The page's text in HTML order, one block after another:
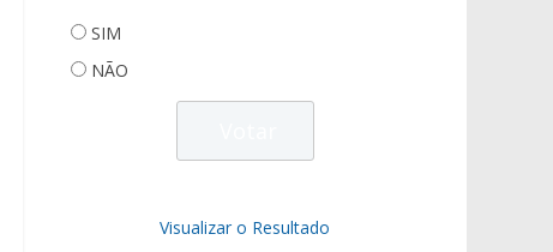
SIM
NÃO
Visualizar o Resultado